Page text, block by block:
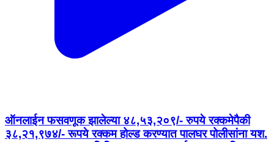
ऑनलाईन फसवणूक झालेल्या ४८,५३,२०९/- रुपये रक्कमेपैकी
३८,२१,९७४/- रूपये रक्कम होल्ड करण्यात पालघर पोलीसांना यश.